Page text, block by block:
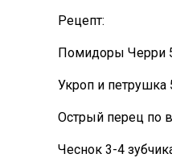
Рецепт:
Помидоры Черри
Укроп и петрушка
Острый перец по
Чеснок 3-4